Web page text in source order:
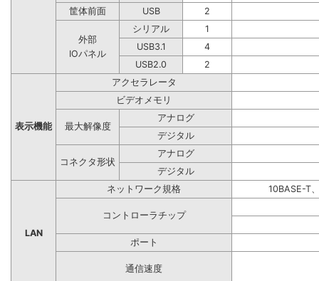
筐体前面
USB 2
外部
IOパネル
シリアル
1
USB3.1
4
USB2.0
2
表示機能
アクセラレータ
ビデオメモリ
最大解像度
アナログ
デジタル
コネクタ形状
アナログ
デジタル
LAN
ネットワーク規格 10BASE-T
コントローラチップ
ポート
通信速度